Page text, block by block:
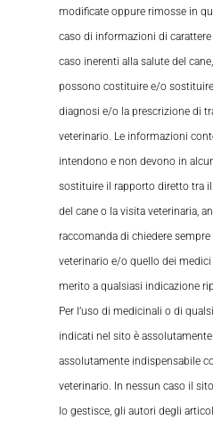
modificate oppure rimosse in
caso di informazioni di
caso inerenti alla salute del
possono costituire e/o
diagnosi e/o la prescrizione di
veterinario. Le informazioni
intendono e non devono in
sostituire il rapporto diretto tra
del cane o la visita veterinaria,
raccomanda di chiedere
veterinario e/o quello dei
merito a qualsiasi indicazione
Per l’uso di medicinali o di
indicati nel sito è
assolutamente indispensabile
veterinario. In nessun caso il
lo gestisce, gli autori degli